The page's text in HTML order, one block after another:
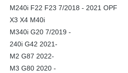
M240i F22 F23 7/2018 - 2021 OPF
X3 X4 M40i
M340i G20 7/2019 -
240i G42 2021-
M2 G87 2022-
M3 G80 2020 -